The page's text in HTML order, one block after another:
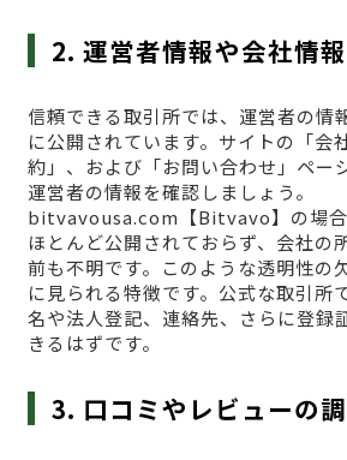
2. 運営者情報や会社情
信頼できる取引所では、運営者の情
に公開されています。サイトの「会
約」、および「お問い合わせ」ペー
運営者の情報を確認しましょう。
bitvavousa.com【Bitvavo】の場合
ほとんど公開されておらず、会社の
前も不明です。このような透明性の
に見られる特徴です。公式な取引所
名や法人登記、連絡先、さらに登録
きるはずです。
3. 口コミやレビューの